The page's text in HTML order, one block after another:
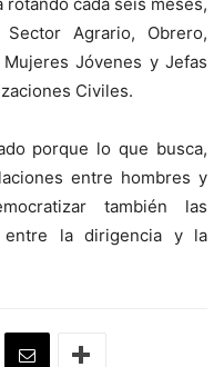
cada seis meses,
Agrario, Obrero,
Jóvenes y Jefas
Civiles.
porque lo que busca,
entre hombres y
también las
entre la dirigencia y la